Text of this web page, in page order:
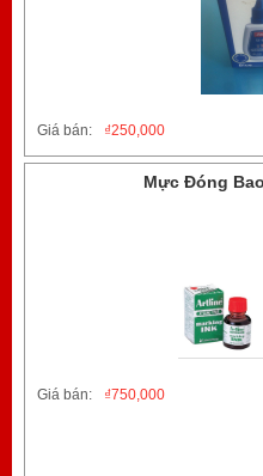
Giá bán: 250,000
₫
Mực Đóng
Giá bán: 750,000
₫